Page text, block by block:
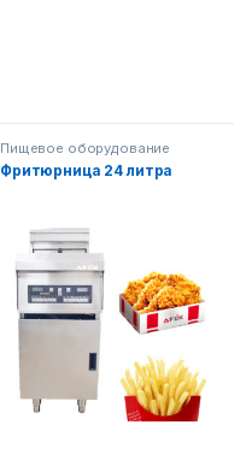
Пищевое оборудование
Фритюрница 24 литра